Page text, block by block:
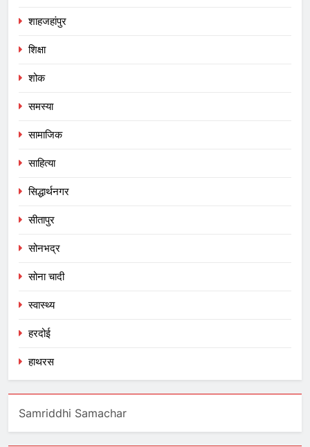
शाहजहांपुर
शिक्षा
शोक
समस्या
सामाजिक
साहित्या
सिद्धार्थनगर
सीतापुर
सोनभद्र
सोना चादी
स्वास्थ्य
हरदोई
हाथरस
Samriddhi Samachar